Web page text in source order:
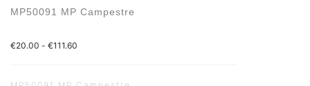
MP50091 MP Campestre
€20.00 - €111.60